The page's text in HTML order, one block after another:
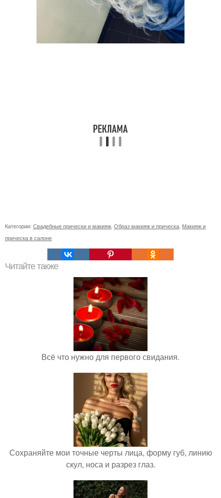
Категории: Свадебные прически и макияж, Образ макияж и прическа, Макияж и
прическа в салоне
Читайте также
Всё что нужно для первого свидания.
Сохраняйте мои точные черты лица, форму губ, линию
скул, носа и разрез глаз.